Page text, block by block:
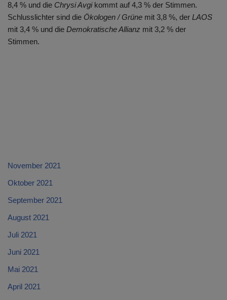
8,4 % und die Chrysi Avgikommt auf 4,3 % der Stimmen.
Schlusslichter sind die Ökologen / Grüne mit 3,8 %, der LAOS
mit 3,4 % und die Demokratische Allianz mit 3,2 % der
Stimmen.
November 2021
Oktober 2021
September 2021
August 2021
Juli 2021
Juni 2021
Mai 2021
April 2021